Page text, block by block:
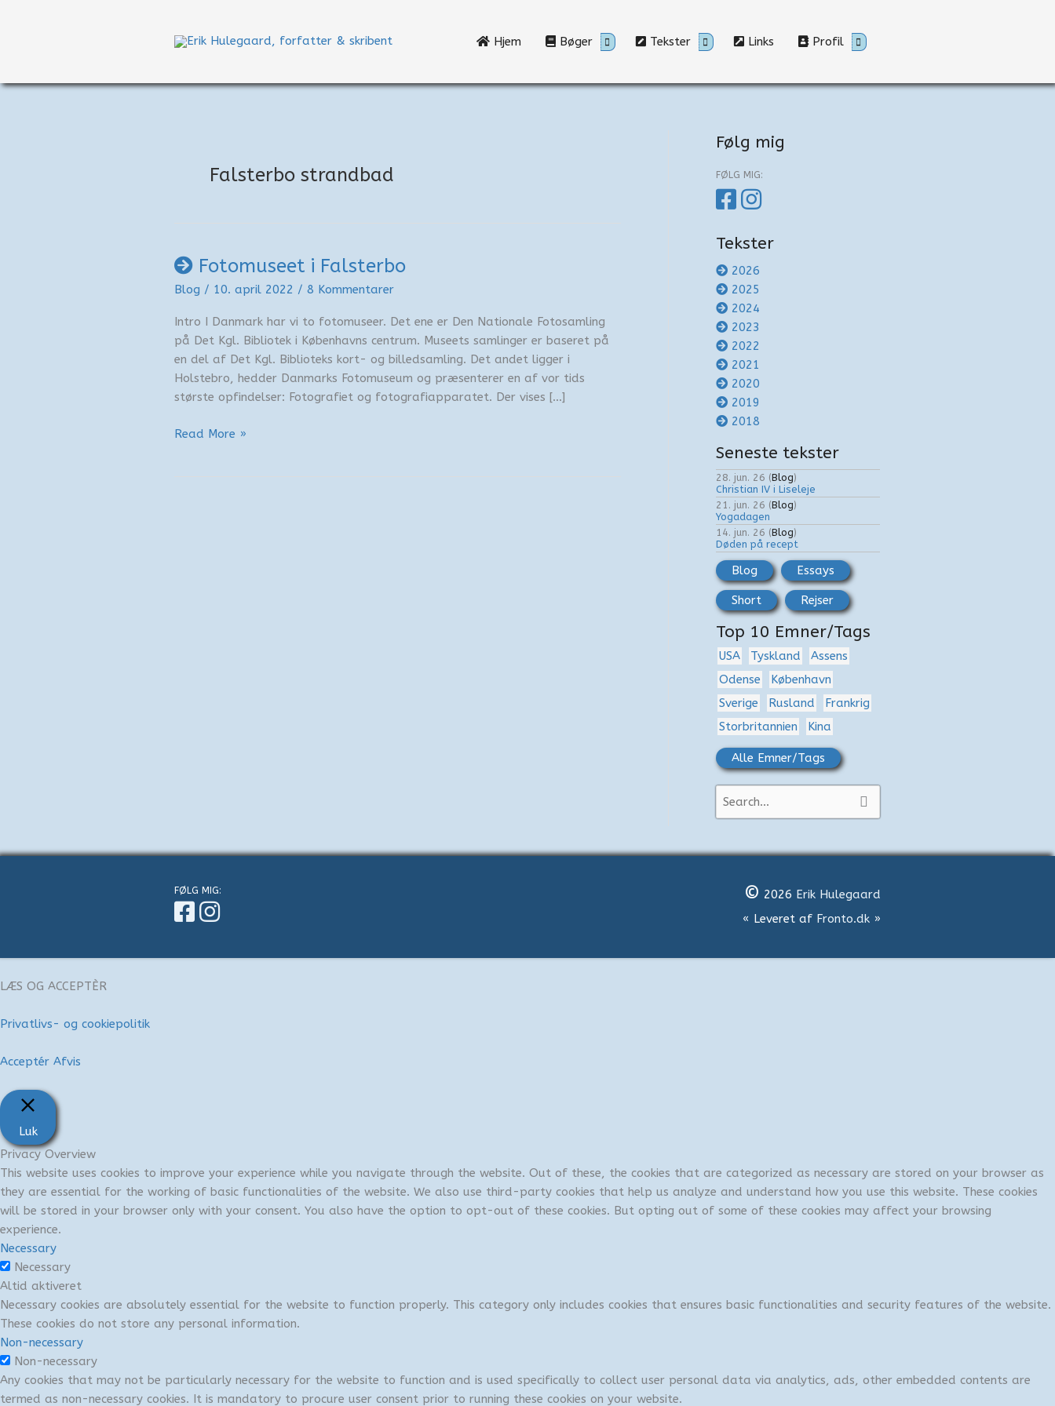
Hjem Bøger Tekster Links Profil
Falsterbo strandbad
Fotomuseet i Falsterbo
Blog / 10. april 2022 / 8 Kommentarer
Intro I Danmark har vi to fotomuseer. Det ene er Den Nationale Fotosamling
på Det Kgl. Bibliotek i Københavns centrum. Museets samlinger er baseret på
en del af Det Kgl. Biblioteks kort- og billedsamling. Det andet ligger i
Holstebro, hedder Danmarks Fotomuseum og præsenterer en af vor tids
største opfindelser: Fotografiet og fotografiapparatet. Der vises […]
Fotomuseet
Read More »
Følg mig
FØLG MIG:
Tekster
2026
2025
2024
2023
2022
2021
2020
2019
2018
Seneste tekster
28. jun. 26 (Blog)
Christian IV i Liseleje
21. jun. 26 (Blog)
Yogadagen
14. jun. 26 (Blog)
Døden på recept
Blog Essays
Short Rejser
Top 10 Emner/Tags
USA Tyskland
Assens
Odense
København
Sverige
Rusland
Frankrig
Storbritannien
Kina
Alle Emner/Tags
ø
r
FØLG MIG: © 2026 Erik Hulegaard
« Leveret af Fronto.dk »
LÆS OG ACCEPTÈR
Privatlivs- og cookiepolitik
Acceptér Afvis
Luk
Privacy Overview
This website uses cookies to improve your experience while you navigate through the website. Out of these, the cookies that are categorized as necessary are stored on your browser as
they are essential for the working of basic functionalities of the website. We also use third-party cookies that help us analyze and understand how you use this website. These cookies
will be stored in your browser only with your consent. You also have the option to opt-out of these cookies. But opting out of some of these cookies may affect your browsing
experience.
Necessary
Necessary
Altid aktiveret
Necessary cookies are absolutely essential for the website to function properly. This category only includes cookies that ensures basic functionalities and security features of the website.
These cookies do not store any personal information.
Non-necessary
Non-necessary
Any cookies that may not be particularly necessary for the website to function and is used specifically to collect user personal data via analytics, ads, other embedded contents are
termed as non-necessary cookies. It is mandatory to procure user consent prior to running these cookies on your website.